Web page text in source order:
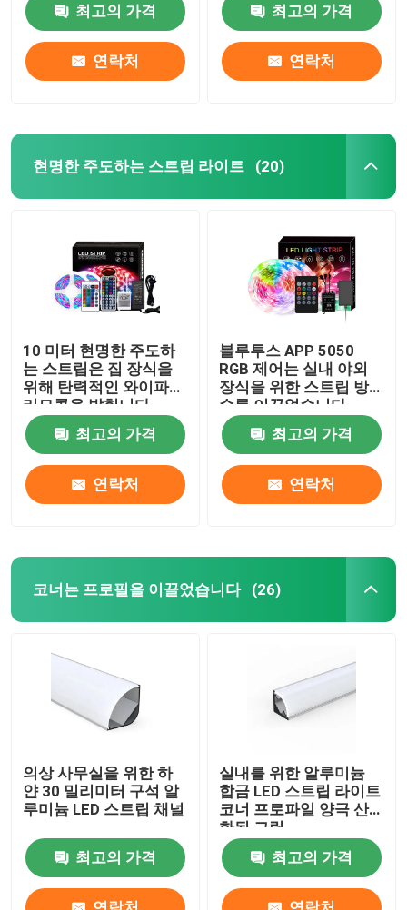
최고의 가격
연락처
최고의 가격
연락처
현명한 주도하는 스트립 라이트 (20)
10 미터 현명한 주도하
는 스트립은 집 장식을
위해 탄력적인 와이파이
리모콘을 밝힙니다
최고의 가격
연락처
블루투스 APP 5050
RGB 제어는 실내 야외
장식을 위한 스트립 방
수를 이끌었습니다
최고의 가격
연락처
코너는 프로필을 이끌었습니다 (26)
의상 사무실을 위한 하
얀 30 밀리미터 구석 알
루미늄 LED 스트립 채널
최고의 가격
실내를 위한 알루미늄
합금 LED 스트립 라이트
코너 프로파일 양극 산
화된 그림
최고의 가격